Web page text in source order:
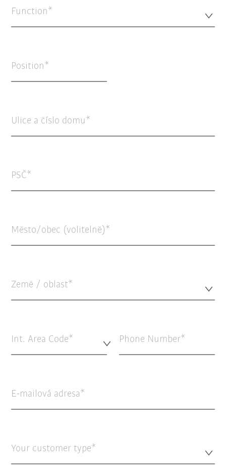
Function*
Position
Ulice a číslo domu
PSČ
Město/obec (volitelně)
Země / oblast*
Int. Area Code* Phone Number
E-mailová adresa
Your customer type*